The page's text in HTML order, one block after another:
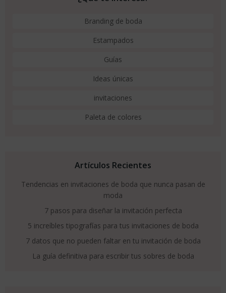
Branding de boda
Estampados
Guías
Ideas únicas
invitaciones
Paleta de colores
Artículos Recientes
Tendencias en invitaciones de boda que nunca pasan de
moda
7 pasos para diseñar la invitación perfecta
5 increíbles tipografías para tus invitaciones de boda
7 datos que no pueden faltar en tu invitación de boda
La guía definitiva para escribir tus sobres de boda